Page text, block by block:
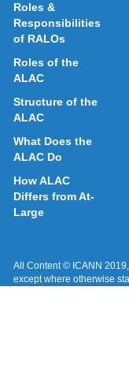
Roles &
Responsibilities
of RALOs
Roles of the
ALAC
Structure of the
ALAC
What Does the
ALAC Do
How ALAC
Differs from At-
Large
All Content © ICANN 2019,
except where otherwise